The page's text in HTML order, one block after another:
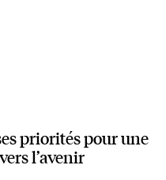
priorités pour une
l’avenir